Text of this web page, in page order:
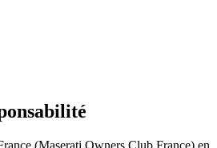
(Maserati Owners Club France) en